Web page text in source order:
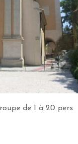
de 1 à 20 pers